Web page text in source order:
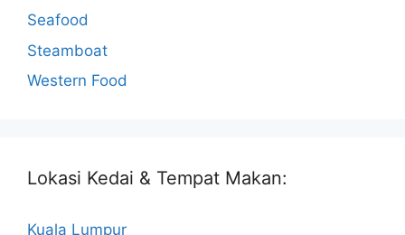
Seafood
Steamboat
Western Food
Lokasi Kedai & Tempat Makan:
Kuala Lumpur